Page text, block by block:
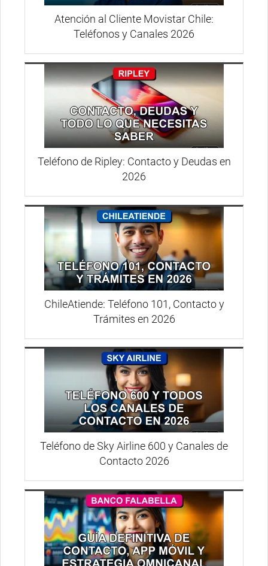
Atención al Cliente Movistar Chile:
Teléfonos y Canales 2026
Teléfono de Ripley: Contacto y Deudas en
2026
ChileAtiende: Teléfono 101, Contacto y
Trámites en 2026
Teléfono de Sky Airline 600 y Canales de
Contacto 2026